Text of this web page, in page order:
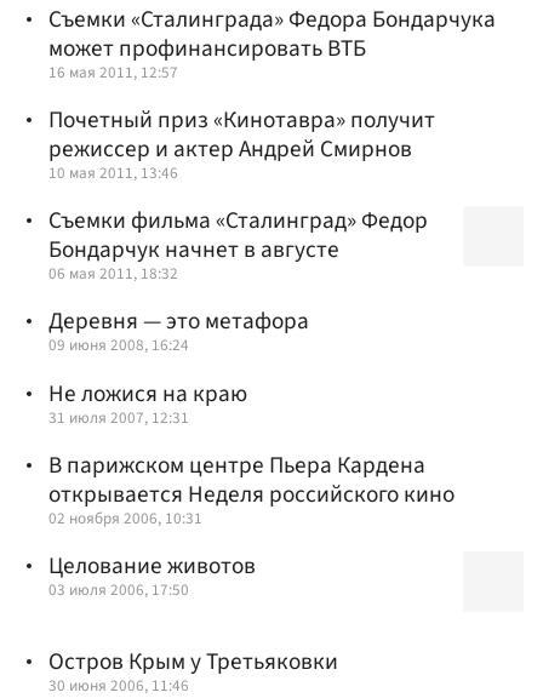
Съемки «Сталинграда» Федора Бондарчука
может профинансировать ВТБ
16 мая 2011, 12:57
Почетный приз «Кинотавра» получит
режиссер и актер Андрей Смирнов
10 мая 2011, 13:46
Съемки фильма «Сталинград» Федор
Бондарчук начнет в августе
06 мая 2011, 18:32
Деревня — это метафора
09 июня 2008, 16:24
Не ложися на краю
31 июля 2007, 12:31
В парижском центре Пьера Кардена
открывается Неделя российского кино
02 ноября 2006, 10:31
Целование животов
03 июля 2006, 17:50
Остров Крым у Третьяковки
30 июня 2006, 11:46